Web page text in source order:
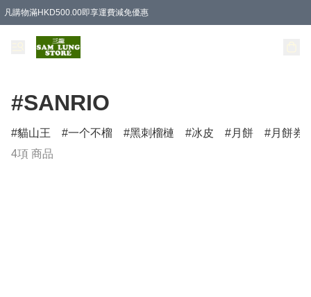
凡購物滿HKD500.00即享運費減免優惠
#SANRIO
貓山王 一个不榴 黑刺榴槤 冰皮 月餅
月餅券
4項 商品